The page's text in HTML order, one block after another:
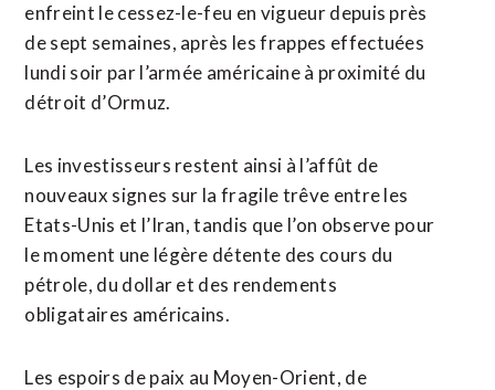
enfreint le cessez-le-feu en ​vigueur depuis près
de sept ‌semaines, après les frappes effectuées
lundi soir par l’armée américaine à proximité du
détroit d’Ormuz.
Les investisseurs ​restent ainsi à l’affût de
nouveaux signes ⁠sur la fragile trêve entre les
Etats-Unis et l’Iran, tandis que l’on observe pour
le moment une légère détente des ‌cours du
pétrole, du dollar et des ‌rendements
obligataires américains.
Les espoirs de paix au Moyen-Orient, de